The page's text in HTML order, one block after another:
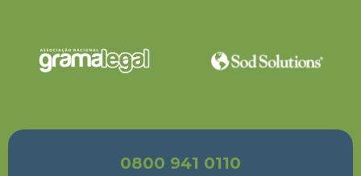
0800 941 0110